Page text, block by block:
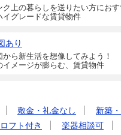
ク上の暮らしを送りたい方におす
イグレードな賃貸物件
あり
から新生活を想像してみよう！
イメージが膨らむ、賃貸物件
敷金・礼金なし 新築
ロフト付き 楽器相談可